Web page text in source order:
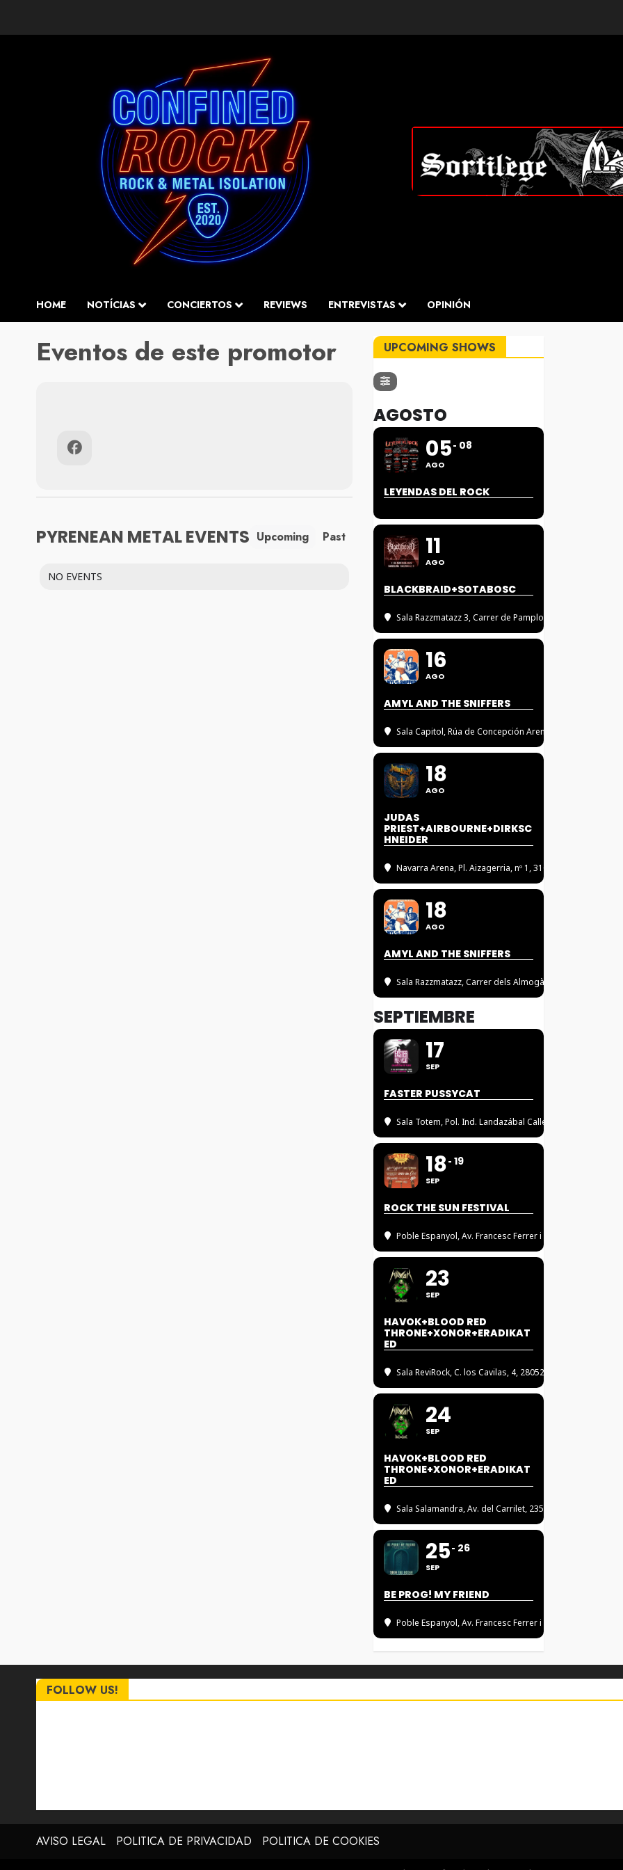
HOME NOTÍCIAS CONCIERTOS REVIEWS ENTREVISTAS OPINIÓN
Eventos de este promotor
PYRENEAN METAL EVENTS Upcoming Past
NO EVENTS
UPCOMING SHOWS
AGOSTO
05
AGO
08
LEYENDAS DEL ROCK
11
AGO
BLACKBRAID+SOTABOSC
Sala Razzmatazz 3, Carrer de Pamplona, 88, 08018
16
AGO
AMYL AND THE SNIFFERS
Sala Capitol, Rúa de Concepción Arenal, 5, 15702
18
AGO
JUDAS
PRIEST+AIRBOURNE+DIRKSC
HNEIDER
Navarra Arena, Pl. Aizagerria, nº 1, 31006 Pamplona,
18
AGO
AMYL AND THE SNIFFERS
Sala Razzmatazz, Carrer dels Almogàvers, 122, 08018
SEPTIEMBRE
17
SEP
FASTER PUSSYCAT
Sala Totem, Pol. Ind. Landazábal Calle 1, 10, 31610
18
SEP
19
ROCK THE SUN FESTIVAL
Poble Espanyol, Av. Francesc Ferrer i Guàrdia, 13, 08038
23
SEP
HAVOK+BLOOD RED
THRONE+XONOR+ERADIKAT
ED
Sala ReviRock, C. los Cavilas, 4, 28052 Madrid
24
SEP
HAVOK+BLOOD RED
THRONE+XONOR+ERADIKAT
ED
Sala Salamandra, Av. del Carrilet, 235, 08907
25
SEP
26
BE PROG! MY FRIEND
Poble Espanyol, Av. Francesc Ferrer i Guàrdia, 13, 08038
FOLLOW US!
AVISO LEGAL POLITICA DE PRIVACIDAD POLITICA DE COOKIES